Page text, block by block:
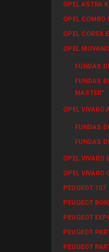
OPEL ASTRA K
OPEL COMBO
OPEL CORSA E
OPEL
FUNDAS
FUNDAS
MASTER"
OPEL VIVARO
FUNDAS
FUNDAS
OPEL VIVARO
OPEL VIVARO
PEUGEOT 107
PEUGEOT
PEUGEOT
PEUGEOT
PEUGEOT